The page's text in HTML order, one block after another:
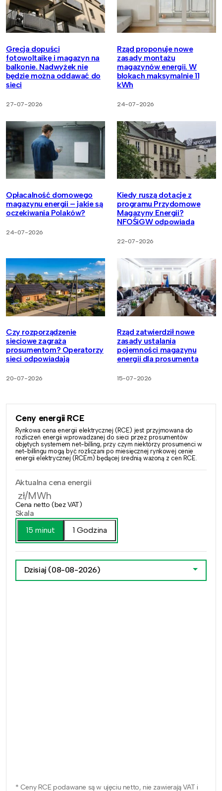
Grecja dopuści
fotowoltaikę i magazyn na
balkonie. Nadwyżek nie
będzie można oddawać do
sieci
27-07-2026
Rząd proponuje nowe
zasady montażu
magazynów energii. W
blokach maksymalnie 11
kWh
24-07-2026
Opłacalność domowego
magazynu energii – jakie są
oczekiwania Polaków?
24-07-2026
Kiedy ruszą dotacje z
programu Przydomowe
Magazyny Energii?
NFOŚiGW odpowiada
22-07-2026
Czy rozporządzenie
sieciowe zagraża
prosumentom? Operatorzy
sieci odpowiadają
20-07-2026
Rząd zatwierdził nowe
zasady ustalania
pojemności magazynu
energii dla prosumenta
15-07-2026
Ceny energii RCE
Rynkowa cena energii elektrycznej (RCE) jest przyjmowana do
rozliczeń energii wprowadzanej do sieci przez prosumentów
objętych systemem net-billing, przy czym niektórzy prosumenci w
net-billingu mogą być rozliczani po miesięcznej rynkowej cenie
energii elektrycznej (RCEm) będącej średnią ważoną z cen RCE.
Aktualna cena energii
zł/MWh
Cena netto (bez VAT)
Skala
15 minut
1 Godzina
Dzisiaj (08-08-2026)
* Ceny RCE podawane są w ujęciu netto, nie zawierają VAT i